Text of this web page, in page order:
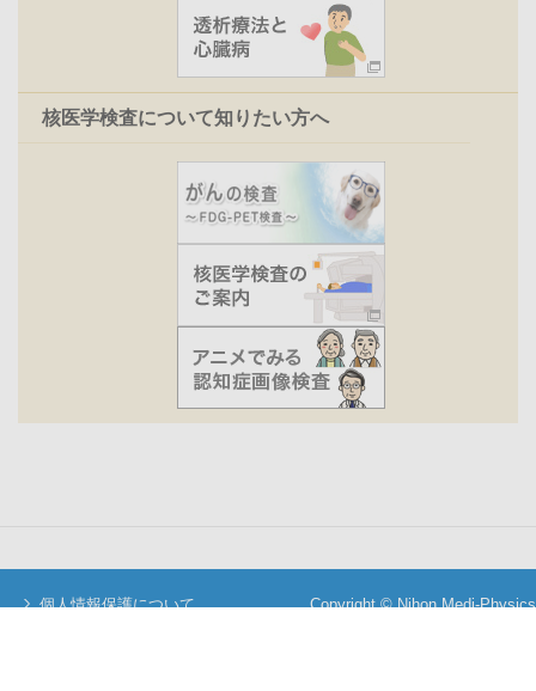
核医学検査について知りたい方へ
個人情報保護について
Copyright © Nihon Medi-Physics